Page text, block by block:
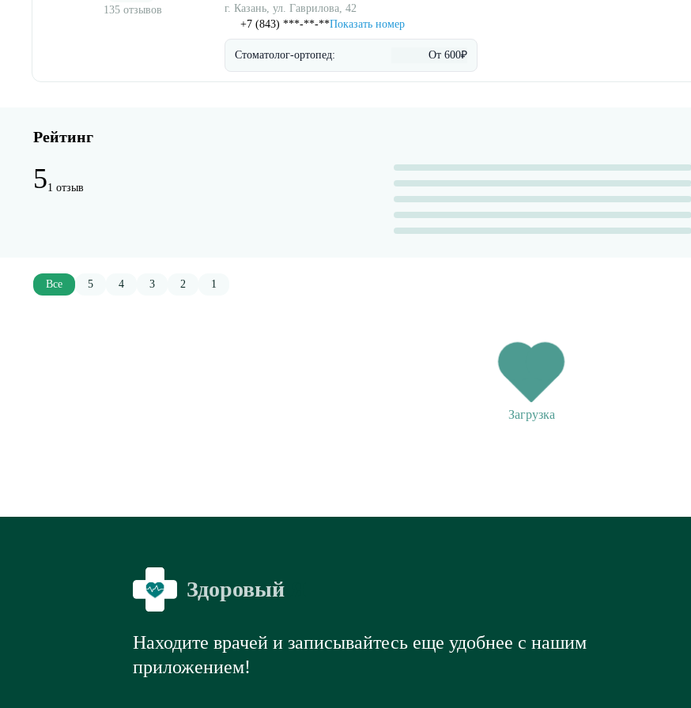
135 отзывов
г. Казань, ул. Гаврилова, 42
+7 (843) ***-**-**Показать номер
Стоматолог-ортопед: От 600₽
Рейтинг
51 отзыв
Все 5 4 3 2 1
Загрузка
Здоровый
Находите врачей и записывайтесь еще удобнее с нашим
приложением!